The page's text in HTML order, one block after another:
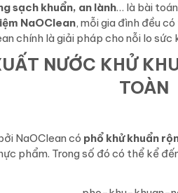
sạch khuẩn, an lành… là bài
NaOClean, mỗi gia đình đều
chính là giải pháp cho nỗi lo sức
NƯỚC KHỬ
TOÀN
NaOClean có phổ khử khuẩn
phẩm. Trong số đó có thể kể